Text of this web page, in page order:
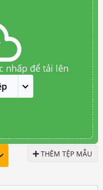
nhấp để tải lên
THÊM TỆP MẪU